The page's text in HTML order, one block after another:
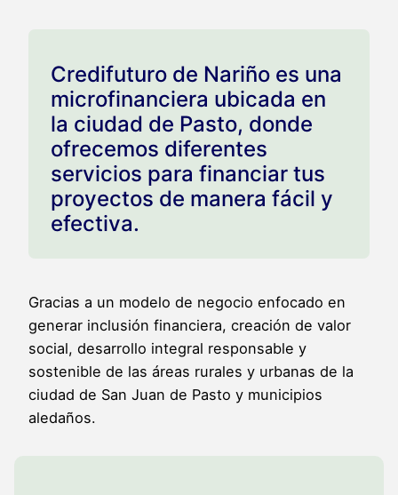
Credifuturo de Nariño es una
microfinanciera ubicada en
la ciudad de Pasto, donde
ofrecemos diferentes
servicios para financiar tus
proyectos de manera fácil y
efectiva.
Gracias a un modelo de negocio enfocado en
generar inclusión financiera, creación de valor
social, desarrollo integral responsable y
sostenible de las áreas rurales y urbanas de la
ciudad de San Juan de Pasto y municipios
aledaños.